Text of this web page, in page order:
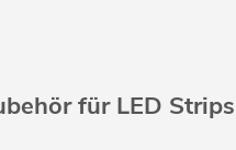
für LED